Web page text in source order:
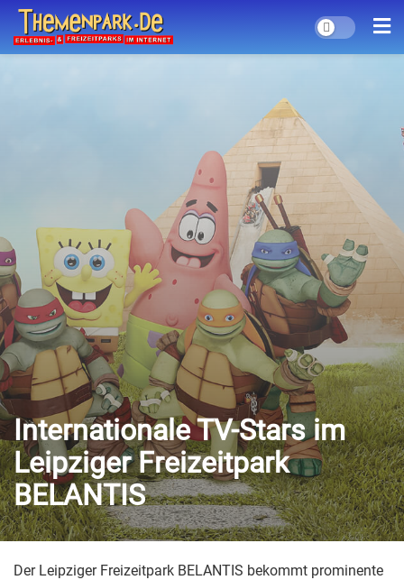
Internationale TV-Stars im
Leipziger Freizeitpark
BELANTIS
Der Leipziger Freizeitpark BELANTIS bekommt prominente